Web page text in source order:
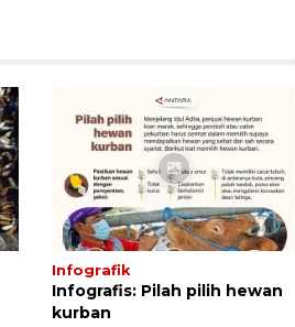
Infografik
Infografis: Pilah pilih hewan
kurban